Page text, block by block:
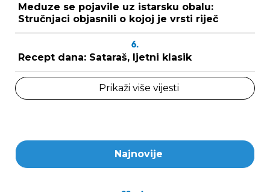
Meduze se pojavile uz istarsku obalu:
Stručnjaci objasnili o kojoj je vrsti riječ
6.
Recept dana: Sataraš, ljetni klasik
Prikaži više vijesti
Najnovije